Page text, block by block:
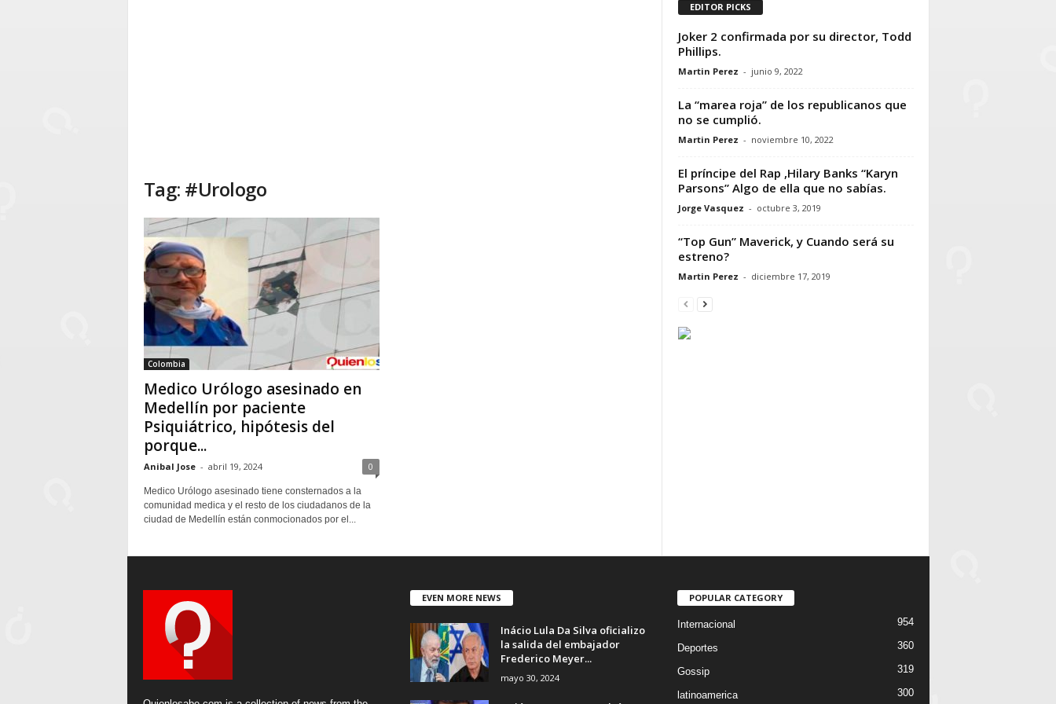
Tag: #Urologo
Colombia
Medico Urólogo asesinado en
Medellín por paciente
Psiquiátrico, hipótesis del
porque...
Anibal Jose - abril 19, 2024 0
Medico Urólogo asesinado tiene consternados a la
comunidad medica y el resto de los ciudadanos de la
ciudad de Medellín están conmocionados por el...
EDITOR PICKS
Joker 2 confirmada por su director, Todd
Phillips.
Martin Perez - junio 9, 2022
La “marea roja” de los republicanos que
no se cumplió.
Martin Perez - noviembre 10, 2022
El príncipe del Rap ,Hilary Banks “Karyn
Parsons” Algo de ella que no sabías.
Jorge Vasquez - octubre 3, 2019
“Top Gun” Maverick, y Cuando será su
estreno?
Martin Perez - diciembre 17, 2019
EVEN MORE NEWS
Inácio Lula Da Silva oficializo
la salida del embajador
Frederico Meyer...
mayo 30, 2024
POPULAR CATEGORY
Internacional 954
Deportes 360
Gossip 319
latinoamerica 300